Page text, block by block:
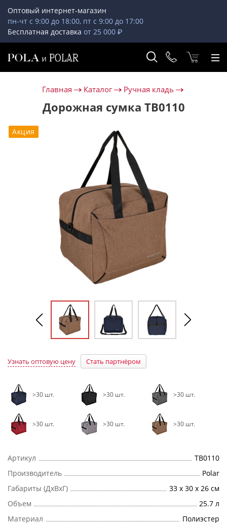
Оптовый интернет-магазин
пн-чт с 9:00 до 18:00, пт с 9:00 до 17:00
Бесплатная доставка от 25 000 ₽
Главная Каталог Ручная кладь
Дорожная сумка ТВ0110
Акция
Узнать оптовую цену Стать партнёром
>30 шт. >30 шт. >30 шт.
>30 шт. >30 шт. >30 шт.
Артикул
ТВ0110
Производитель
Polar
Габариты (ДхВхГ)
33 х 30 х 26 см
Объем
25.7 л
Материал
Полиэстер